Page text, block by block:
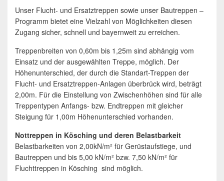
Unser Flucht- und Ersatztreppen sowie unser Bautreppen –
Programm bietet eine Vielzahl von Möglichkeiten diesen
Zugang sicher, schnell und bayernweit zu erreichen.
Treppenbreiten von 0,60m bis 1,25m sind abhängig vom
Einsatz und der ausgewählten Treppe, möglich. Der
Höhenunterschied, der durch die Standart-Treppen der
Flucht- und Ersatztreppen-Anlagen überbrück wird, beträgt
2,00m. Für die Einstellung von Zwischenhöhen sind für alle
Treppentypen Anfangs- bzw. Endtreppen mit gleicher
Steigung für 1,00m Höhenunterschied vorhanden.
Nottreppen in Kösching und deren Belastbarkeit
Belastbarkeiten von 2,00kN/m² für Gerüstaufstiege, und
Bautreppen und bis 5,00 kN/m² bzw. 7,50 kN/m² für
Fluchttreppen in Kösching sind möglich.